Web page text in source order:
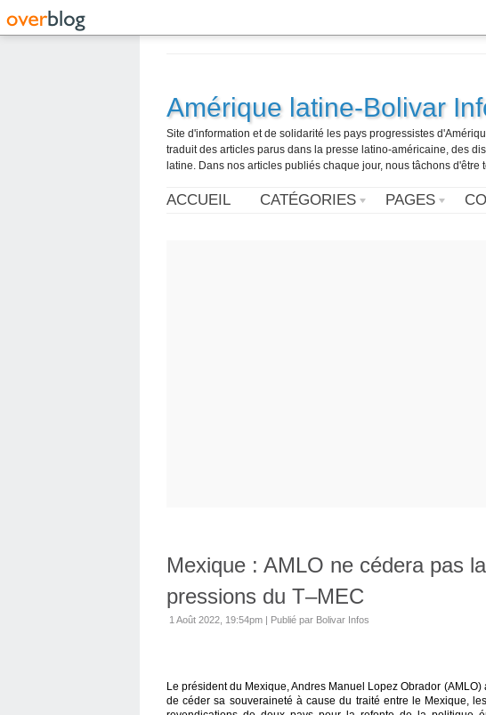
Amérique latine-Bolivar
Site d'information et de solidarité les pays progressistes
traduit des articles parus dans la presse latino-américaine, des
latine. Dans nos articles publiés chaque jour, nous tâchons
ACCUEIL CATÉGORIES PAGES
Mexique : AMLO ne cédera pas
pressions du T–MEC
1 Août 2022, 19:54pm | Publié par Bolivar Infos
Le président du Mexique, Andres Manuel Lopez Obrador
de céder sa souveraineté à cause du traité entre le Mexique,